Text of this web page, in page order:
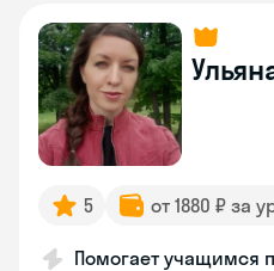
5 от 1880 ₽ за
Помогает учащимся